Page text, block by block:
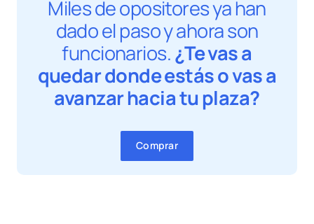
Miles de opositores ya han
dado el paso y ahora son
funcionarios.¿Te vas a
quedar donde estás o vas a
avanzar hacia tu plaza?
Comprar